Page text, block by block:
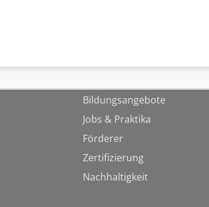
Bildungsangebote
Jobs & Praktika
Förderer
Zertifizierung
Nachhaltigkeit